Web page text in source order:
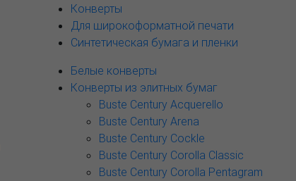
Конверты
Для широкоформатной печати
Синтетическая бумага и пленки
Белые конверты
Конверты из элитных бумаг
Buste Century Acquerello
Buste Century Arena
Buste Century Cockle
Buste Century Corolla Classic
Buste Century Corolla Pentagram